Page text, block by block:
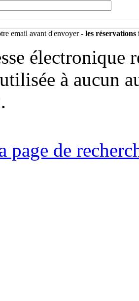
email avant d'envoyer - les réservations
électronique
à aucun
page de